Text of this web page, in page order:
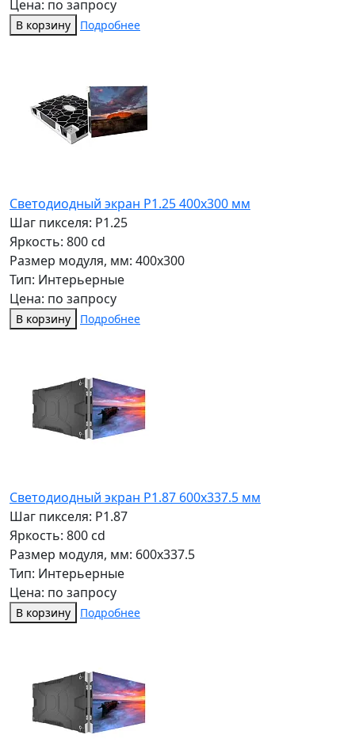
Цена: по запросу
В корзину Подробнее
Светодиодный экран P1.25 400х300 мм
Шаг пикселя: P1.25
Яркость: 800 cd
Размер модуля, мм: 400x300
Тип: Интерьерные
Цена: по запросу
В корзину Подробнее
Светодиодный экран P1.87 600х337.5 мм
Шаг пикселя: P1.87
Яркость: 800 cd
Размер модуля, мм: 600x337.5
Тип: Интерьерные
Цена: по запросу
В корзину Подробнее